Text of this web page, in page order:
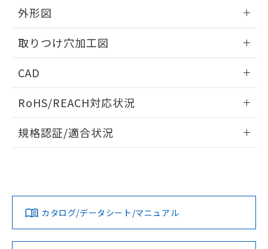
外形図
取りつけ穴加工図
CAD
ドすることができます。
ログイン/会員登録
ダウンロードデータをご利用いただく前に、以下を必ずお読
みください。
ソフトウェアの使用条件
RoHS/REACH対応状況
EU RoHS 注意事項・凡例
対応済み
規格認証/適合状況
カタログ/データシート/マニュアル